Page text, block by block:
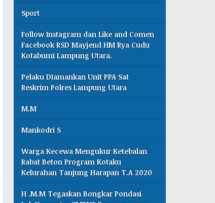
Sport
Follow Instagram dan Like and Comen
Facebook RSD Mayjend HM Rya Cudu
Kotabumi Lampung Utara.
Pelaku Diamankan Unit PPA Sat
Reskrim Polres Lampung Utara
M.M
Mankodri S
Warga Kecewa Mengukur Ketebalan
Rabat Beton Program Kotaku
Kelurahan Tanjung Harapan T.A 2020
H .M.M Tegaskan Bongkar Pondasi